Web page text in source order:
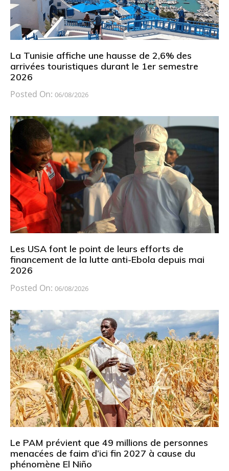
La Tunisie affiche une hausse de 2,6% des
arrivées touristiques durant le 1er semestre
2026
Posted On: 06/08/2026
Les USA font le point de leurs efforts de
financement de la lutte anti-Ebola depuis mai
2026
Posted On: 06/08/2026
Le PAM prévient que 49 millions de personnes
menacées de faim d’ici fin 2027 à cause du
phénomène El Niño